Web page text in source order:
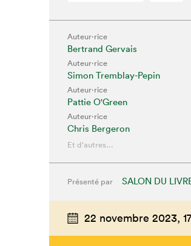
Auteur·rice
Bertrand Gervais
Auteur·rice
Simon Tremblay-Pepin
Auteur·rice
Pattie O'Green
Auteur·rice
Chris Bergeron
Et d'autres...
Présenté par SALON DU
22 novembre 2023,